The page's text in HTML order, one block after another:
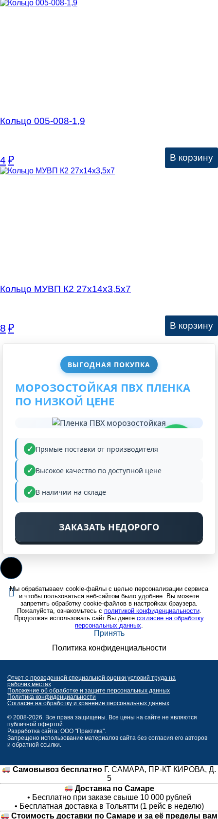
ВЫГОДНАЯ ПОКУПКА
МОРОЗОСТОЙКАЯ ПВХ ПЛЕНКА
ПО НИЗКОЙ ЦЕНЕ
Прямые поставки от производителя
Высокое качество по доступной цене
В наличии на складе
ЗАКАЗАТЬ НЕДОРОГО
Кольцо 005-008-1,9
4 ₽ В корзину
Кольцо МУВП К2 27х14х3,5х7
8 ₽ В корзину
Мы обрабатываем cookie-файлы с целью персонализации сервиса
и чтобы пользоваться веб-сайтом было удобнее. Вы можете
запретить обработку cookie-файлов в настройках браузера.
Пожалуйста, ознакомьтесь с политикой конфиденциальности.
Продолжая использовать сайт Вы даете согласие на обработку
персональных данных.
Принять
Политика конфиденциальности
Отчет о проведенной специальной оценки условий труда на
рабочих местах
Положение об обработке и защите персональных данных
Политика конфиденциальности
Согласие на обработку и хранение персональных данных
© 2008-2026. Все права защищены. Все цены на сайте не являются
публичной офертой.
Разработка сайта: ООО "Практика".
Запрещено использование материалов сайта без согласия его авторов
и обратной ссылки.
Самовывоз бесплатно Г. САМАРА, ПР-КТ КИРОВА, Д.
5
Доставка по Самаре
• Бесплатно при заказе свыше 10 000 рублей
• Бесплатная доставка в Тольятти (1 рейс в неделю)
Стоимость доставки по Самаре и за её пределы вам